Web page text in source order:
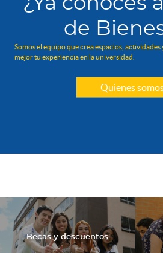
de
Somos el equipo que crea espacios,
mejor tu experiencia en la universidad.
Quienes
Becas y descuentos